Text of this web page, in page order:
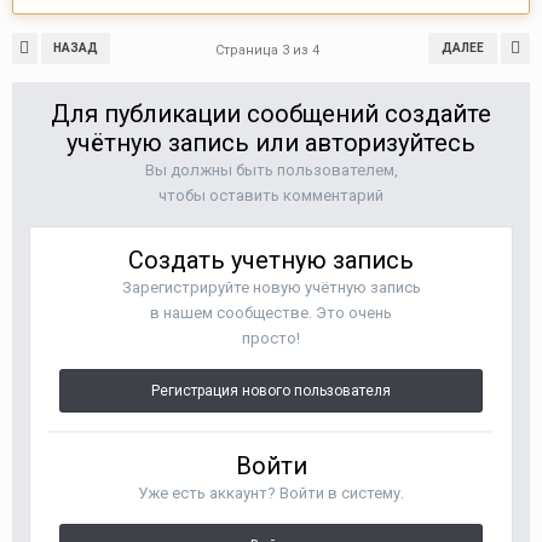
НАЗАД ДАЛЕЕ
Страница 3 из 4
Для публикации сообщений создайте
учётную запись или авторизуйтесь
Вы должны быть пользователем,
чтобы оставить комментарий
Создать учетную запись
Зарегистрируйте новую учётную запись
в нашем сообществе. Это очень
просто!
Регистрация нового пользователя
Войти
Уже есть аккаунт? Войти в систему.